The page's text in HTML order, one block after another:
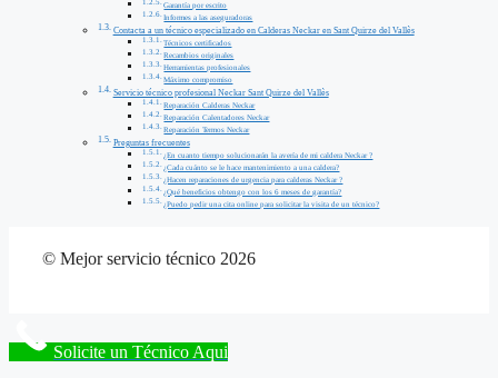
Garantía por escrito
Informes a las aseguradoras
Contacta a un técnico especializado en Calderas Neckar en Sant Quirze del Vallès
Técnicos certificados
Recambios originales
Herramientas profesionales
Máximo compromiso
Servicio técnico profesional Neckar Sant Quirze del Vallès
Reparación Calderas Neckar
Reparación Calentadores Neckar
Reparación Termos Neckar
Preguntas frecuentes
¿En cuanto tiempo solucionarán la avería de mi caldera Neckar ?
¿Cada cuánto se le hace mantenimiento a una caldera?
¿Hacen reparaciones de urgencia para calderas Neckar ?
¿Qué beneficios obtengo con los 6 meses de garantía?
¿Puedo pedir una cita online para solicitar la visita de un técnico?
© Mejor servicio técnico 2026
Solicite un Técnico Aqui